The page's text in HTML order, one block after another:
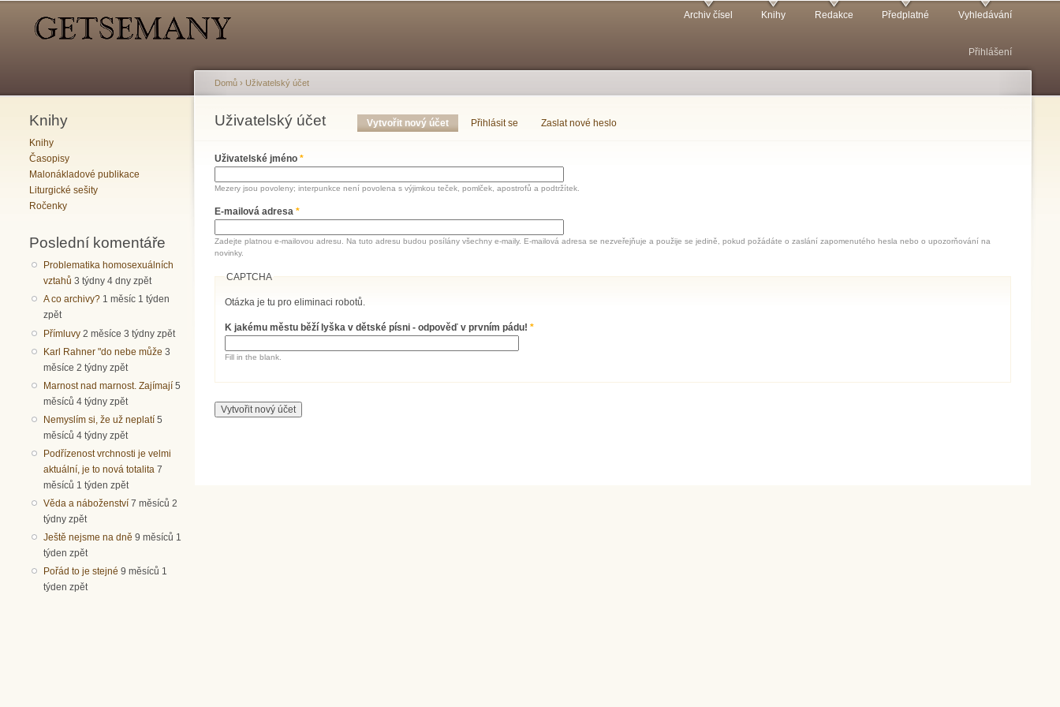
Archiv čísel Knihy Redakce Předplatné Vyhledávání
Přihlášení
Knihy
Knihy
Časopisy
Malonákladové publikace
Liturgické sešity
Ročenky
Poslední komentáře
Problematika homosexuálních
vztahů 3 týdny 4 dny zpět
A co archivy? 1 měsíc 1 týden
zpět
Přímluvy 2 měsíce 3 týdny zpět
Karl Rahner "do nebe může 3
měsíce 2 týdny zpět
Marnost nad marnost. Zajímají 5
měsíců 4 týdny zpět
Nemyslím si, že už neplatí 5
měsíců 4 týdny zpět
Podřízenost vrchnosti je velmi
aktuální, je to nová totalita 7
měsíců 1 týden zpět
Věda a náboženství 7 měsíců 2
týdny zpět
Ještě nejsme na dně 9 měsíců 1
týden zpět
Pořád to je stejné 9 měsíců 1
týden zpět
Jste zde
Domů › Uživatelský účet
Uživatelský účet
Hlavní záložky Vytvořit nový účet (aktivní záložka)
Přihlásit se Zaslat nové heslo
Uživatelské jméno *
Mezery jsou povoleny; interpunkce není povolena s výjimkou teček, pomlček, apostrofů a podtržítek.
E-mailová adresa *
Zadejte platnou e-mailovou adresu. Na tuto adresu budou posílány všechny e-maily. E-mailová adresa se nezveřejňuje a použije se jedině, pokud požádáte o zaslání zapomenutého hesla nebo o upozorňování na
novinky.
CAPTCHA
Otázka je tu pro eliminaci robotů.
K jakému městu běží lyška v dětské písni - odpověď v prvním pádu!*
Fill in the blank.